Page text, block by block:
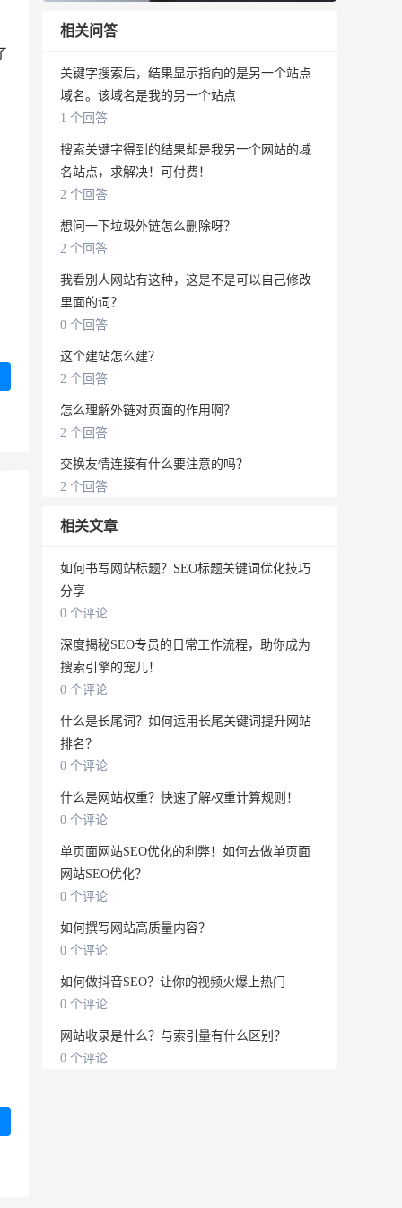
相关问答
关键字搜索后，结果显示指向的是另一个站点
域名。该域名是我的另一个站点
1 个回答
搜索关键字得到的结果却是我另一个网站的域
名站点，求解决！可付费！
2 个回答
想问一下垃圾外链怎么删除呀？
2 个回答
我看别人网站有这种，这是不是可以自己修改
里面的词？
0 个回答
这个建站怎么建？
2 个回答
怎么理解外链对页面的作用啊？
2 个回答
交换友情连接有什么要注意的吗？
2 个回答
相关文章
如何书写网站标题？SEO标题关键词优化技巧
分享
0 个评论
深度揭秘SEO专员的日常工作流程，助你成为
搜索引擎的宠儿！
0 个评论
什么是长尾词？如何运用长尾关键词提升网站
排名？
0 个评论
什么是网站权重？快速了解权重计算规则！
0 个评论
单页面网站SEO优化的利弊！如何去做单页面
网站SEO优化？
0 个评论
如何撰写网站高质量内容？
0 个评论
如何做抖音SEO？让你的视频火爆上热门
0 个评论
网站收录是什么？与索引量有什么区别？
0 个评论